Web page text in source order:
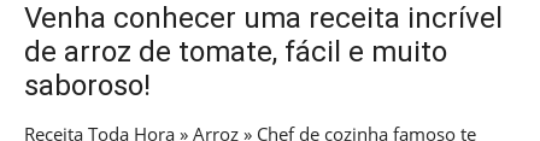
Venha conhecer uma receita incrível
de arroz de tomate, fácil e muito
saboroso!
Receita Toda Hora » Arroz » Chef de cozinha famoso te